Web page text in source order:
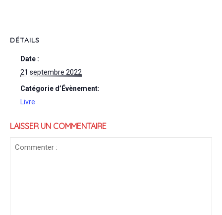
DÉTAILS
Date :
21 septembre 2022
Catégorie d’Évènement:
Livre
LAISSER UN COMMENTAIRE